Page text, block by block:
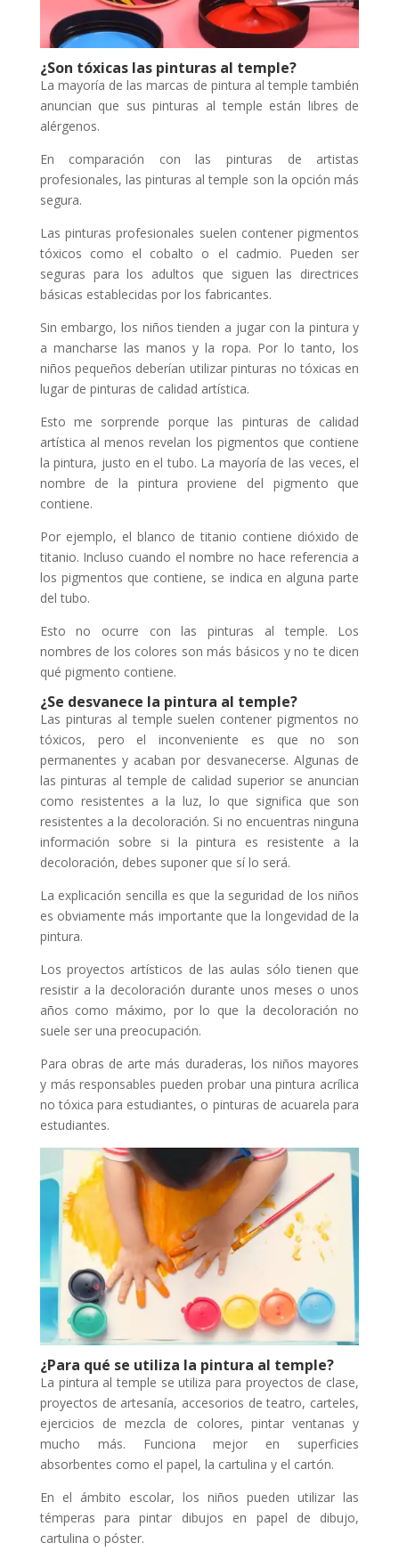
¿Son tóxicas las pinturas al temple?
La mayoría de las marcas de pintura al temple también
anuncian que sus pinturas al temple están libres de
alérgenos.
En comparación con las pinturas de artistas
profesionales, las pinturas al temple son la opción más
segura.
Las pinturas profesionales suelen contener pigmentos
tóxicos como el cobalto o el cadmio. Pueden ser
seguras para los adultos que siguen las directrices
básicas establecidas por los fabricantes.
Sin embargo, los niños tienden a jugar con la pintura y
a mancharse las manos y la ropa. Por lo tanto, los
niños pequeños deberían utilizar pinturas no tóxicas en
lugar de pinturas de calidad artística.
Esto me sorprende porque las pinturas de calidad
artística al menos revelan los pigmentos que contiene
la pintura, justo en el tubo. La mayoría de las veces, el
nombre de la pintura proviene del pigmento que
contiene.
Por ejemplo, el blanco de titanio contiene dióxido de
titanio. Incluso cuando el nombre no hace referencia a
los pigmentos que contiene, se indica en alguna parte
del tubo.
Esto no ocurre con las pinturas al temple. Los
nombres de los colores son más básicos y no te dicen
qué pigmento contiene.
¿Se desvanece la pintura al temple?
Las pinturas al temple suelen contener pigmentos no
tóxicos, pero el inconveniente es que no son
permanentes y acaban por desvanecerse. Algunas de
las pinturas al temple de calidad superior se anuncian
como resistentes a la luz, lo que significa que son
resistentes a la decoloración. Si no encuentras ninguna
información sobre si la pintura es resistente a la
decoloración, debes suponer que sí lo será.
La explicación sencilla es que la seguridad de los niños
es obviamente más importante que la longevidad de la
pintura.
Los proyectos artísticos de las aulas sólo tienen que
resistir a la decoloración durante unos meses o unos
años como máximo, por lo que la decoloración no
suele ser una preocupación.
Para obras de arte más duraderas, los niños mayores
y más responsables pueden probar una pintura acrílica
no tóxica para estudiantes, o pinturas de acuarela para
estudiantes.
¿Para qué se utiliza la pintura al temple?
La pintura al temple se utiliza para proyectos de clase,
proyectos de artesanía, accesorios de teatro, carteles,
ejercicios de mezcla de colores, pintar ventanas y
mucho más. Funciona mejor en superficies
absorbentes como el papel, la cartulina y el cartón.
En el ámbito escolar, los niños pueden utilizar las
témperas para pintar dibujos en papel de dibujo,
cartulina o póster.